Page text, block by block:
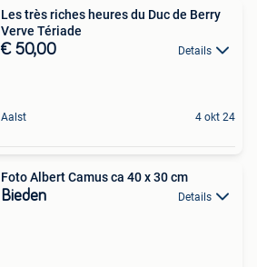
Les très riches heures du Duc de Berry
Verve Tériade
€ 50,00 Details
Aalst 4 okt 24
Foto Albert Camus ca 40 x 30 cm
Bieden Details